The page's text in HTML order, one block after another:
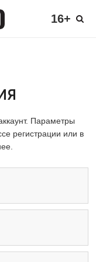
16+
Параметры
регистрации или в